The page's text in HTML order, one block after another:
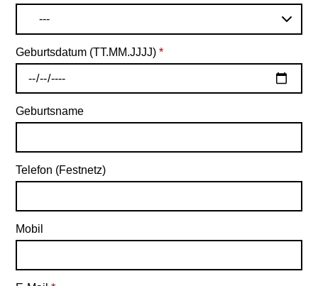
---
Geburtsdatum (TT.MM.JJJJ) *
Geburtsname
Telefon (Festnetz)
Mobil